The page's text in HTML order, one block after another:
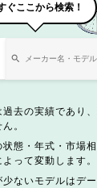
ぐここから検索！
去の実績であり
。
態・年式・市場
って変動します。
ないモデルはデ